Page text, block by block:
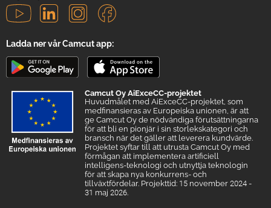
Ladda ner vår Camcut app:
Camcut Oy AiExceCC-projektet
Huvudmålet med AiExceCC-projektet, som
medfinansieras av Europeiska unionen, är att
ge Camcut Oy de nödvändiga förutsättningarna
för att bli en pionjär i sin storlekskategori och
bransch när det gäller att leverera kundvärde.
Projektet syftar till att utrusta Camcut Oy med
förmågan att implementera artificiell
intelligens-teknologi och utnyttja teknologin
för att skapa nya konkurrens- och
tillväxtfördelar. Projekttid: 15 november 2024 -
31 maj 2026.